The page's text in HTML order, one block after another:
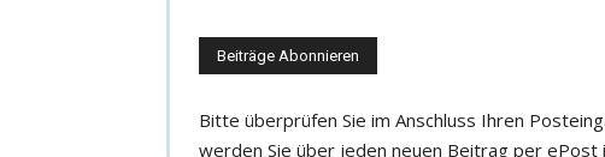
n
-
Bitte überprüfen Sie im Anschluss Ihren
werden Sie über jeden neuen Beitrag per ePost